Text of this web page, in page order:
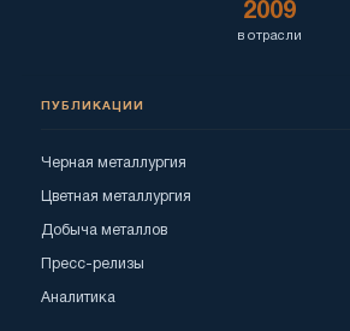
2009
в отрасли
ПУБЛИКАЦИИ
Черная металлургия
Цветная металлургия
Добыча металлов
Пресс-релизы
Аналитика